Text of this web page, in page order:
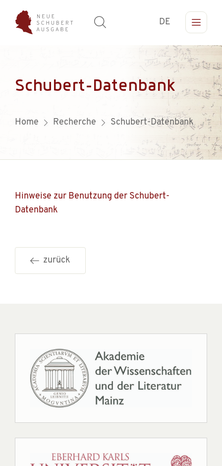
DE
Schubert-Datenbank
Home Recherche Schubert-Datenbank
Hinweise zur Benutzung der Schubert-
Datenbank
zurück